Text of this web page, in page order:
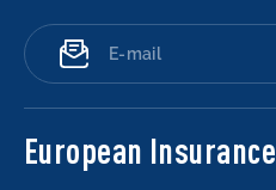
European Insurance